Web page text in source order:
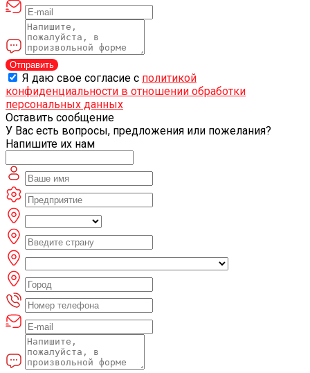
Отправить
Я даю свое согласие с политикой
конфиденциальности в отношении обработки
персональных данных
Оставить сообщение
У Вас есть вопросы, предложения или пожелания?
Напишите их нам